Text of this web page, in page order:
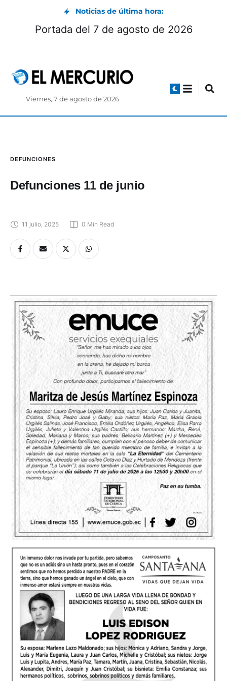
Noticias de última hora:
Portada del 7 de agosto de 2026
Viernes, 7 de agosto de 2026
DEFUNCIONES
Defunciones 11 de junio
11 julio, 2025 0 Min Read